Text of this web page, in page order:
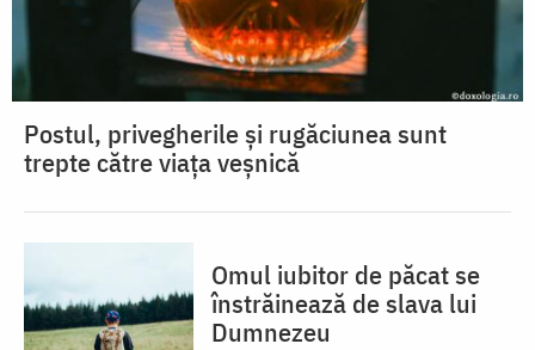
Postul, privegherile și rugăciunea sunt
trepte către viața veșnică
Omul iubitor de păcat se
înstrăinează de slava lui
Dumnezeu